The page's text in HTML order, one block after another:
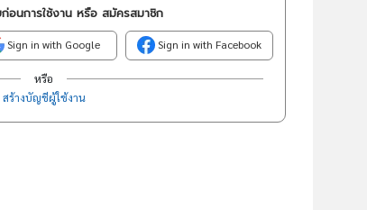
อนการใช้งาน หรือ สมัครสมาชิก
Sign in with Google Sign in with Facebook
หรือ
สร้างบัญชีผู้ใช้งาน